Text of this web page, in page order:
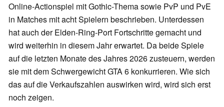
Online-Actionspiel mit Gothic-Thema sowie PvP und PvE
in Matches mit acht Spielern beschrieben. Unterdessen
hat auch der Elden-Ring-Port Fortschritte gemacht und
wird weiterhin in diesem Jahr erwartet. Da beide Spiele
auf die letzten Monate des Jahres 2026 zusteuern, werden
sie mit dem Schwergewicht GTA 6 konkurrieren. Wie sich
das auf die Verkaufszahlen auswirken wird, wird sich erst
noch zeigen.